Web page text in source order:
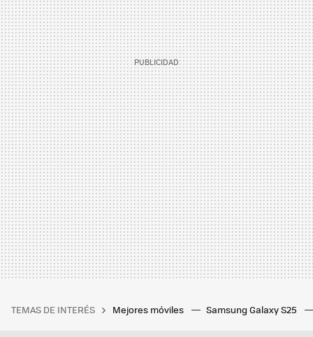
TEMAS DE INTERÉS Mejores móviles Samsung Galaxy S25